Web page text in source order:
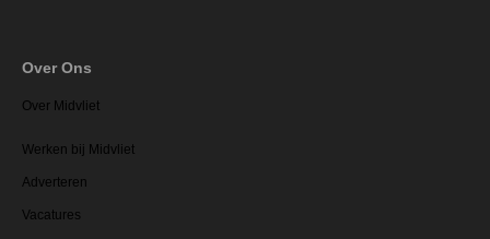
Over Ons
Over Midvliet
Werken bij Midvliet
Adverteren
Vacatures